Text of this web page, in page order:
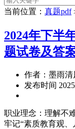
当前位置： 真题pdf
2024年下半
题试卷及答
作者：墨雨清
发布时间
职业理念：理解不
牢记“素质教育观、